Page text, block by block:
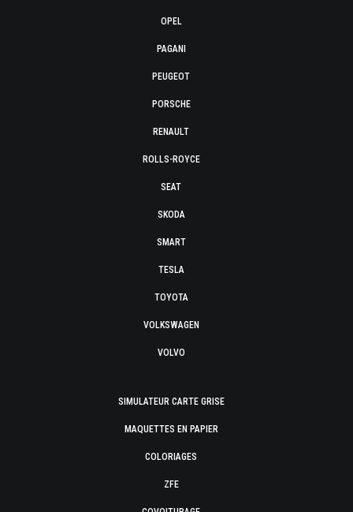
OPEL
PAGANI
PEUGEOT
PORSCHE
RENAULT
ROLLS-ROYCE
SEAT
SKODA
SMART
TESLA
TOYOTA
VOLKSWAGEN
VOLVO
SIMULATEUR CARTE GRISE
MAQUETTES EN PAPIER
COLORIAGES
ZFE